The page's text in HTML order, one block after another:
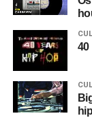
aurora, era um
campos de
deu a Tony
era
como: “Eles
trabalharam